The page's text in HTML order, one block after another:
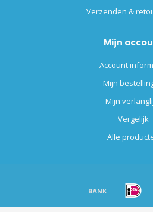
Verzenden &
Mijn
Account
Mijn
Mijn
Vergelijk
Alle